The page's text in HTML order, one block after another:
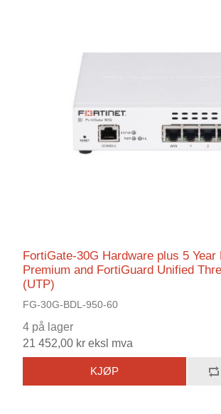
FortiGate-30G Hardware plus 5 Year
Premium and FortiGuard Unified
(UTP)
FG-30G-BDL-950-60
4 på lager
21 452,00 kr eksl mva
KJØP